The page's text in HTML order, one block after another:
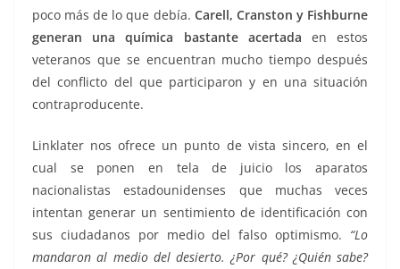
poco más de lo que debía. Carell, Cranston y Fishburne
generan una química bastante acertada en estos
veteranos que se encuentran mucho tiempo después
del conflicto del que participaron y en una situación
contraproducente.
Linklater nos ofrece un punto de vista sincero, en el
cual se ponen en tela de juicio los aparatos
nacionalistas estadounidenses que muchas veces
intentan generar un sentimiento de identificación con
sus ciudadanos por medio del falso optimismo. “Lo
mandaron al medio del desierto. ¿Por qué? ¿Quién sabe?